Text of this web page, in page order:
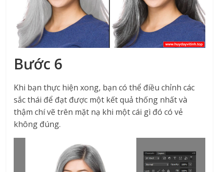
Bước 6
Khi bạn thực hiện xong, bạn có thể điều chỉnh các
sắc thái để đạt được một kết quả thống nhất và
thậm chí vẽ trên mặt nạ khi một cái gì đó có vẻ
không đúng.